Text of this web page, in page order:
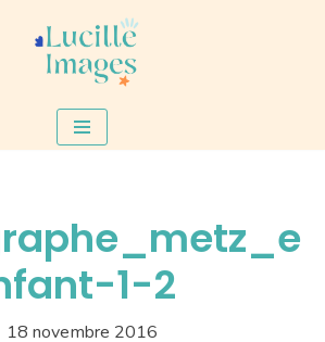
1-2
18 novembre 2016